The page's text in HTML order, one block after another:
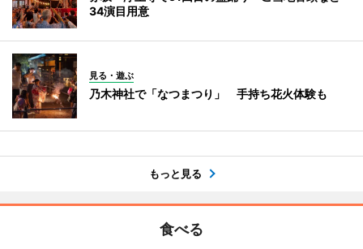
34演目用意
見る・遊ぶ
乃木神社で「なつまつり」 手持ち花火体験も
もっと見る
食べる